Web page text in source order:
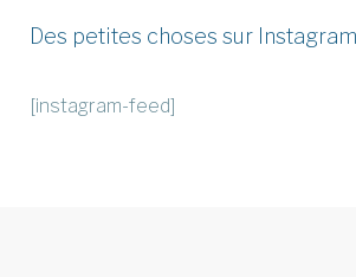
Des petites choses sur
[instagram-feed]